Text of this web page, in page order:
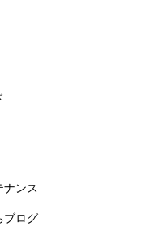
ナンス
ブログ